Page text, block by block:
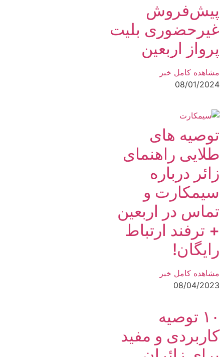
پیش‌فروش
غیرحضوری بلیت
پرواز اربعین
مشاهده کامل خبر
08/01/2024
توصیه های
طلایی راهنمای
زائر درباره
سیمکارت و
تماس در اربعین
+ ترفند ارتباط
رایگان!
مشاهده کامل خبر
08/04/2023
۱۰ توصیه‌
کاربردی و مفید